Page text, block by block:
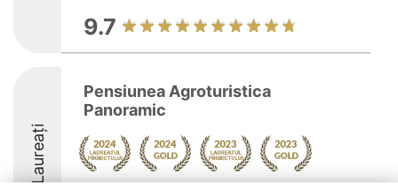
9.7
Laureați
Pensiunea Agroturistica
Panoramic